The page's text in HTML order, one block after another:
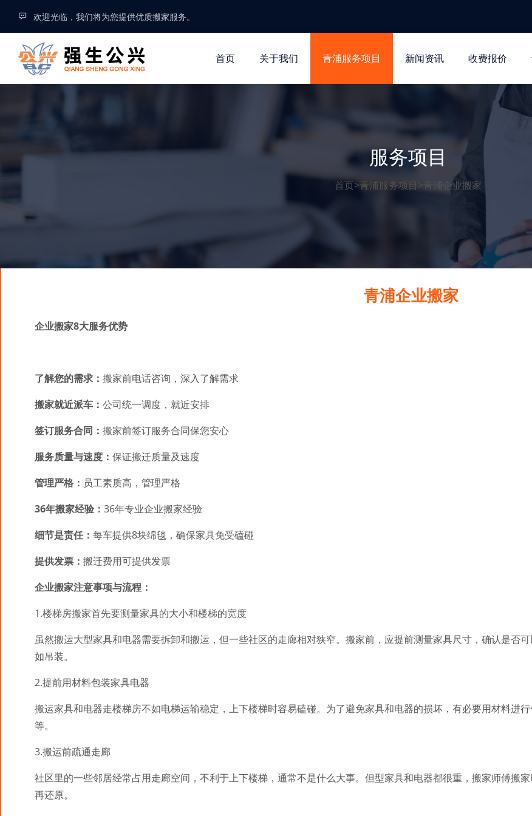
欢迎光临，我们将为您提供优质搬家服务。
首页 关于我们 青浦服务项目 新闻资讯 收费报价
服务项目
首页>青浦服务项目 >青浦企业搬家
青浦企业搬家
企业搬家8大服务优势
了解您的需求： 搬家前电话咨询，深入了解需求
搬家就近派车： 公司统一调度，就近安排
签订服务合同： 搬家前签订服务合同保您安心
服务质量与速度： 保证搬迁质量及速度
管理严格： 员工素质高，管理严格
36年搬家经验： 36年专业企业搬家经验
细节是责任： 每车提供8块绵毯，确保家具免受磕碰
提供发票： 搬迁费用可提供发票
企业搬家注意事项与流程：
1.楼梯房搬家首先要测量家具的大小和楼梯的宽度
虽然搬运大型家具和电器需要拆卸和搬运，但一些社区的走廊相对狭窄。搬家前，应提前测量家具尺寸，确认是否
如吊装。
2.提前用材料包装家具电器
搬运家具和电器走楼梯房不如电梯运输稳定，上下楼梯时容易磕碰。为了避免家具和电器的损坏，有必要用材料进
等。
3.搬运前疏通走廊
社区里的一些邻居经常占用走廊空间，不利于上下楼梯，通常不是什么大事。但型家具和电器都很重，搬家师傅搬
再还原。